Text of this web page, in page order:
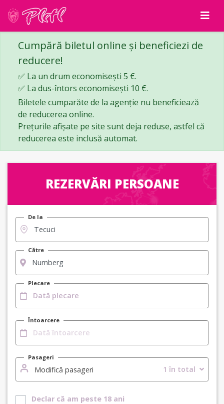
Cumpără biletul online și beneficiezi de
reducere!
✅ La un drum economisești 5 €.
✅ La dus-întors economisești 10 €.
Biletele cumparăte de la agenție nu beneficiează
de reducerea online.
Prețurile afișate pe site sunt deja reduse, astfel că
reducerea este inclusă automat.
REZERVĂRI PERSOANE
De la
Către
Plecare
Întoarcere
Pasageri
Modifică pasageri 1 în total
Declar că am peste 18 ani